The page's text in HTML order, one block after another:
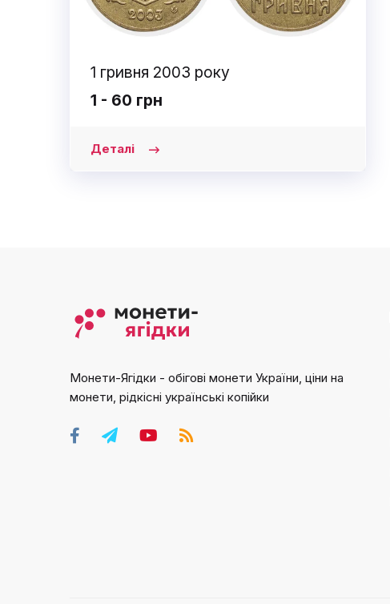
1 гривня 2003 року
1 - 60 грн
Деталі
Монети-Ягідки - обігові монети України, ціни на
монети, рідкісні українські копійки